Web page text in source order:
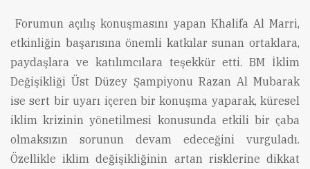
Forumun açılış konuşmasını yapan Khalifa Al Marri,
etkinliğin başarısına önemli katkılar sunan ortaklara,
paydaşlara ve katılımcılara teşekkür etti. BM İklim
Değişikliği Üst Düzey Şampiyonu Razan Al Mubarak
ise sert bir uyarı içeren bir konuşma yaparak, küresel
iklim krizinin yönetilmesi konusunda etkili bir çaba
olmaksızın sorunun devam edeceğini vurguladı.
Özellikle iklim değişikliğinin artan risklerine dikkat